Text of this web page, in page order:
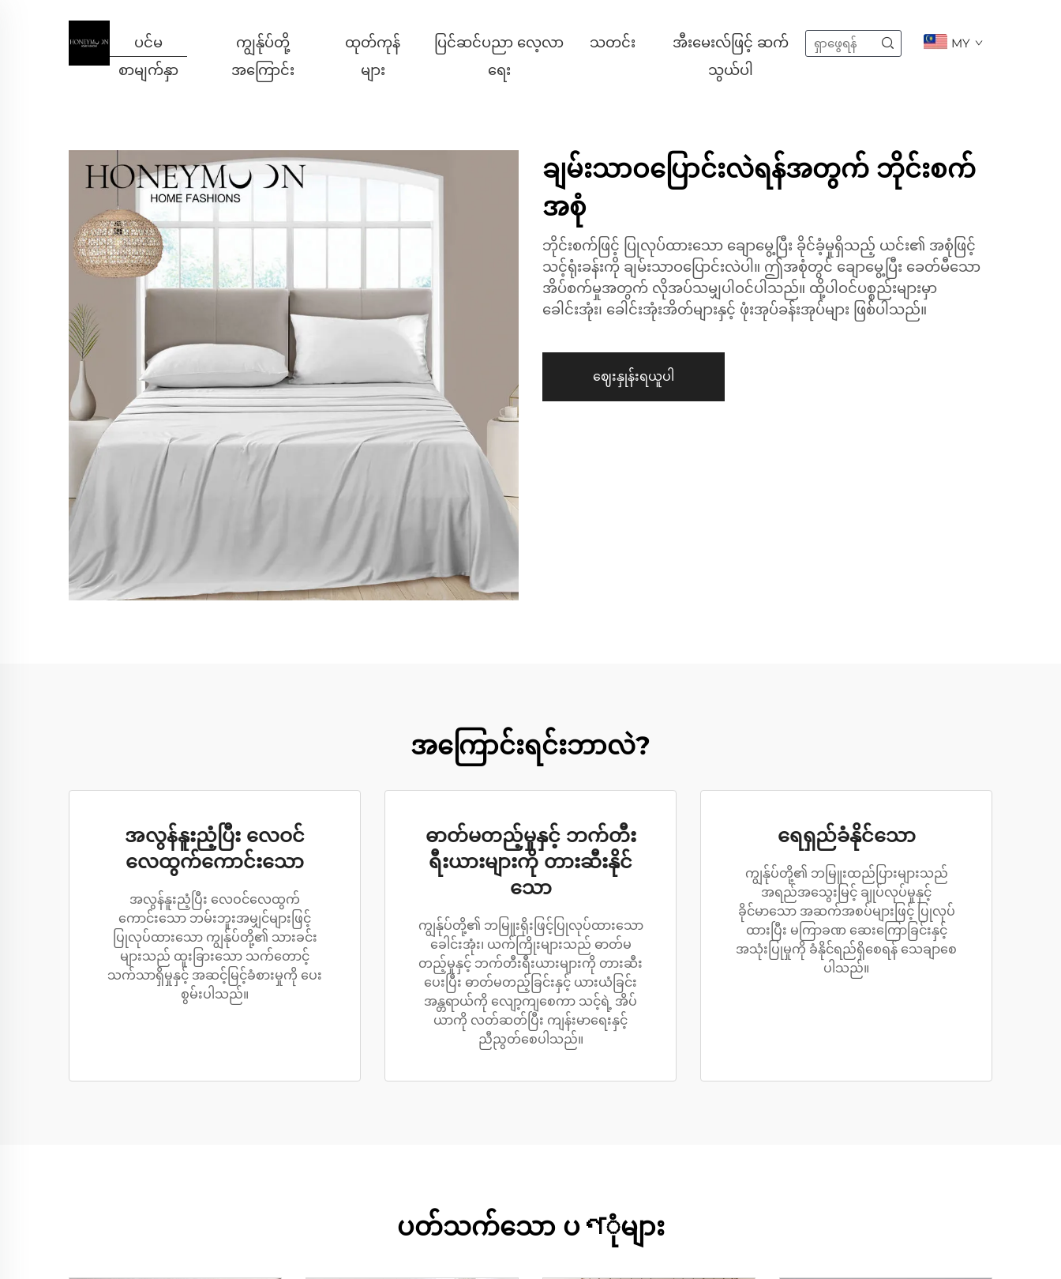
ပင်မ
စာမျက်နှာ
ကျွန်ုပ်တို့
အကြောင်း
ထုတ်ကုန်
များ
ပြင်ဆင်ပညာ လေ့လာ
ရေး
သတင်း
အီးမေးလ်ဖြင့် ဆက်
သွယ်ပါ
MY
ချမ်းသာဝပြောင်းလဲရန်အတွက် ဘိုင်းစက်
အစုံ
ဘိုင်းစက်ဖြင့် ပြုလုပ်ထားသော ချောမွေ့ပြီး ခိုင်ခံ့မှုရှိသည့် ယင်း၏ အစုံဖြင့်
သင့်ရုံးခန်းကို ချမ်းသာဝပြောင်းလဲပါ။ ဤအစုံတွင် ချောမွေ့ပြီး ခေတ်မီသော
အိပ်စက်မှုအတွက် လိုအပ်သမျှပါဝင်ပါသည်။ ထို့ပါဝင်ပစ္စည်းများမှာ
ခေါင်းအုံး၊ ခေါင်းအုံးအိတ်များနှင့် ဖုံးအုပ်ခန်းအုပ်များ ဖြစ်ပါသည်။
ဈေးနှုန်းရယူပါ
အကြောင်းရင်းဘာလဲ?
အလွန်နူးညံ့ပြီး လေဝင်
လေထွက်ကောင်းသော
အလွန်နူးညံ့ပြီး လေဝင်လေထွက်
ကောင်းသော ဘမ်းဘူးအမျှင်များဖြင့်
ပြုလုပ်ထားသော ကျွန်ုပ်တို့၏ သားခင်း
များသည် ထူးခြားသော သက်တောင့်
သက်သာရှိမှုနှင့် အဆင့်မြင့်ခံစားမှုကို ပေး
စွမ်းပါသည်။
ဓာတ်မတည့်မှုနှင့် ဘက်တီး
ရီးယားများကို တားဆီးနိုင်
သော
ကျွန်ုပ်တို့၏ ဘမြူးရိုးဖြင့်ပြုလုပ်ထားသော
ခေါင်းအုံး၊ ယက်ကြိုးများသည် ဓာတ်မ
တည့်မှုနှင့် ဘက်တီးရီးယားများကို တားဆီး
ပေးပြီး ဓာတ်မတည့်ခြင်းနှင့် ယားယံခြင်း
အန္တရာယ်ကို လျော့ကျစေကာ သင့်ရဲ့ အိပ်
ယာကို လတ်ဆတ်ပြီး ကျန်းမာရေးနှင့်
ညီညွတ်စေပါသည်။
ရေရှည်ခံနိုင်သော
ကျွန်ုပ်တို့၏ ဘမြူးထည်ပြားများသည်
အရည်အသွေးမြင့် ချုပ်လုပ်မှုနှင့်
ခိုင်မာသော အဆက်အစပ်များဖြင့် ပြုလုပ်
ထားပြီး မကြာခဏ ဆေးကြောခြင်းနှင့်
အသုံးပြုမှုကို ခံနိုင်ရည်ရှိစေရန် သေချာစေ
ပါသည်။
ပတ်သက်သော ပণုံများ